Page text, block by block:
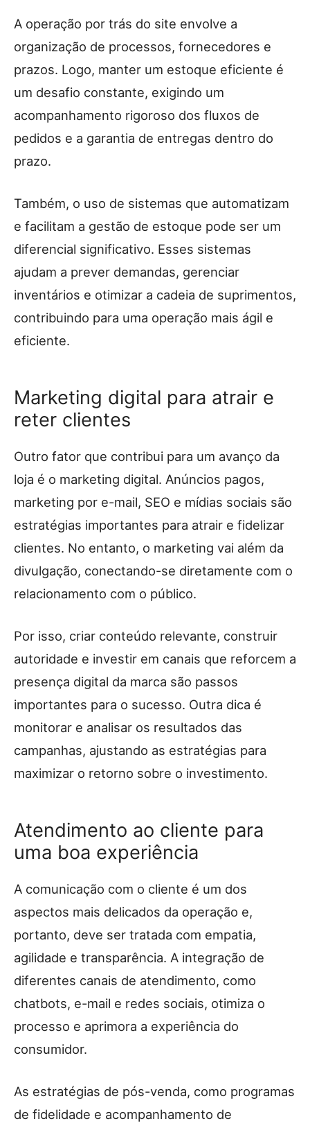
A operação por trás do site envolve a
organização de processos, fornecedores e
prazos. Logo, manter um estoque eficiente é
um desafio constante, exigindo um
acompanhamento rigoroso dos fluxos de
pedidos e a garantia de entregas dentro do
prazo.
Também, o uso de sistemas que automatizam
e facilitam a gestão de estoque pode ser um
diferencial significativo. Esses sistemas
ajudam a prever demandas, gerenciar
inventários e otimizar a cadeia de suprimentos,
contribuindo para uma operação mais ágil e
eficiente.
Marketing digital para atrair e
reter clientes
Outro fator que contribui para um avanço da
loja é o marketing digital. Anúncios pagos,
marketing por e-mail, SEO e mídias sociais são
estratégias importantes para atrair e fidelizar
clientes. No entanto, o marketing vai além da
divulgação, conectando-se diretamente com o
relacionamento com o público.
Por isso, criar conteúdo relevante, construir
autoridade e investir em canais que reforcem a
presença digital da marca são passos
importantes para o sucesso. Outra dica é
monitorar e analisar os resultados das
campanhas, ajustando as estratégias para
maximizar o retorno sobre o investimento.
Atendimento ao cliente para
uma boa experiência
A comunicação com o cliente é um dos
aspectos mais delicados da operação e,
portanto, deve ser tratada com empatia,
agilidade e transparência. A integração de
diferentes canais de atendimento, como
chatbots, e-mail e redes sociais, otimiza o
processo e aprimora a experiência do
consumidor.
As estratégias de pós-venda, como programas
de fidelidade e acompanhamento de